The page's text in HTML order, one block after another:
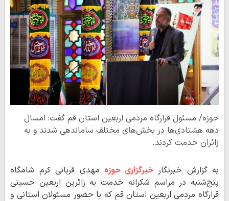
حوزه/ مسئول قرارگاه مردمی اربعین استان قم گفت: امسال
دهه هشتادی‌ها در بخش‌های مختلف ساماندهی شدند و به
زائران خدمت کردند.
به گزارش خبرنگارخبرگزاری حوزه مهدی قربانی کرم شامگاه
پنج‌شنبه در مراسم شکرانه خدمت به زائرین اربعین حسینی
قرارگاه مردمی اربعین استان قم که با حضور مسئولان استانی و